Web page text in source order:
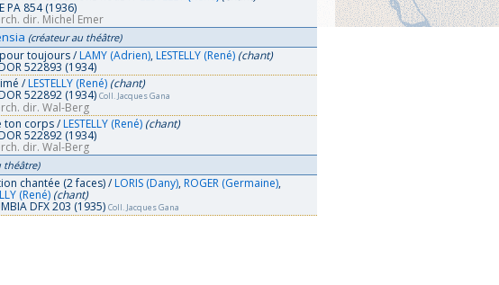
PA 854 (1936)
dir. Michel Emer
(créateur au théâtre)
toujours /LAMY (Adrien), LESTELLY (René) (chant)
522893 (1934)
/LESTELLY (René) (chant)
522892 (1934) Coll. Jacques Gana
dir. Wal-Berg
ton corps /LESTELLY (René) (chant)
522892 (1934)
dir. Wal-Berg
théâtre)
chantée (2 faces) /LORIS (Dany), ROGER (Germaine),
(René) (chant)
DFX 203 (1935) Coll. Jacques Gana